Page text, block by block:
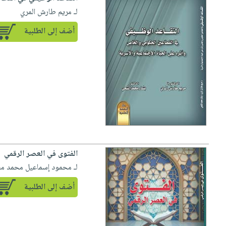
لـ مريم طارش المري
أضف إلى الطلبية
الفتوى في العصر الرقمي
لـ محمود إسماعيل محمد
أضف إلى الطلبية